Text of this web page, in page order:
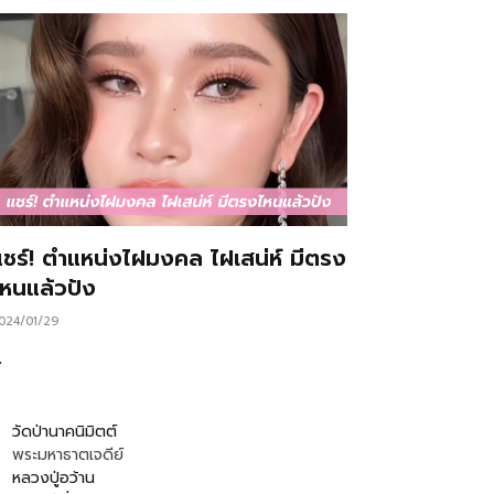
ร์! ตำแหน่งไฝมงคล ไฝเสน่ห์ มีตรง
นแล้วปัง
01/29
วัดป่านาคนิมิตต์
พระมหาธาตเจดีย์
หลวงปู่อว้าน